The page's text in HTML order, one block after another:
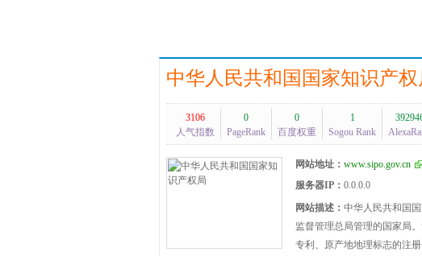
中华人民共和国国家知识产权
3106
人气指数
0
PageRank
0
百度权重
1
Sogou Rank
网站地址： www.sipo.gov.cn
服务器IP： 0.0.0.0
网站描述： 中华人民共和国
监督管理总局管理的国家局
专利、原产地地理标志的注